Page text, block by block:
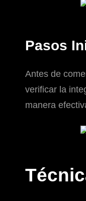
Pasos
Antes de
verificar la
manera